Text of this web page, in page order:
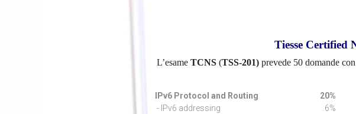
Tiesse Certified
L’esame TCNS(TSS-201)prevede 50 domande
IPv6 Protocol and Routing
20%
- IPv6 addressing
6%